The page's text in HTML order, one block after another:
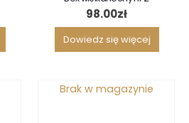
98.00zł
Dowiedz się więcej
Brak w magazynie